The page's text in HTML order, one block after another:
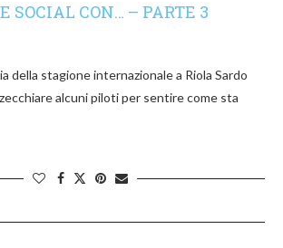
SOCIAL CON… – PARTE 3
della stagione internazionale a Riola Sardo
alcuni piloti per sentire come sta